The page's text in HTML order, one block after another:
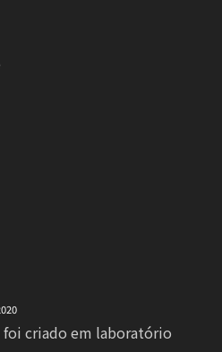
foi criado em laboratório